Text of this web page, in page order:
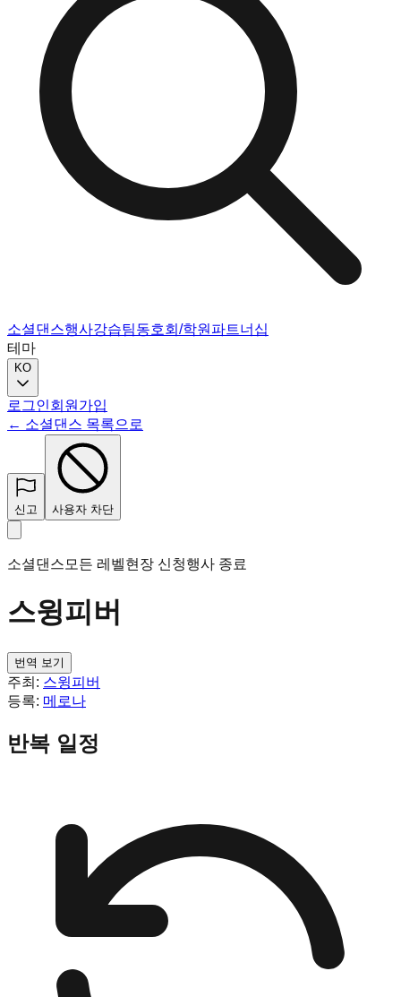
소셜댄스행사강습팀동호회/학원 파트너십
테마
KO
로그인회원가입
← 소셜댄스 목록으로
신고 사용자 차단
소셜댄스 모든 레벨현장 신청행사 종료
스윙피버
번역 보기
주최: 스윙피버
등록: 메로나
반복 일정